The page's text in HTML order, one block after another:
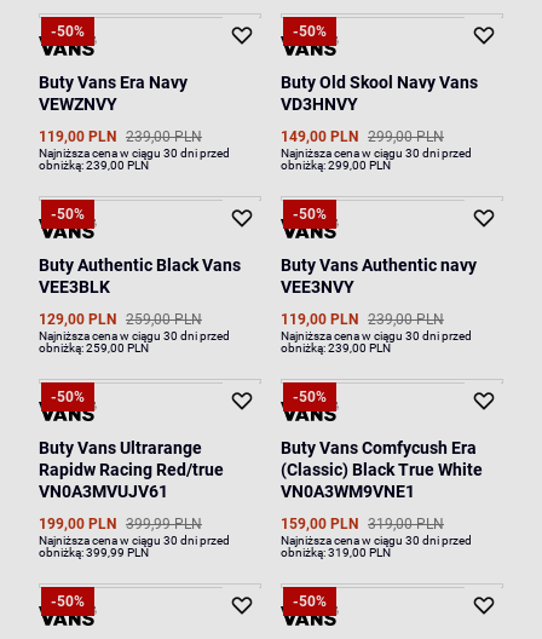
-50%
Buty Vans Era Navy
VEWZNVY
119,00 PLN 239,00 PLN
Najniższa cena w ciągu 30 dni przed
obniżką:239,00 PLN
-50%
Buty Old Skool Navy Vans
VD3HNVY
149,00 PLN 299,00 PLN
Najniższa cena w ciągu 30 dni przed
obniżką:299,00 PLN
-50%
Buty Authentic Black Vans
VEE3BLK
129,00 PLN 259,00 PLN
Najniższa cena w ciągu 30 dni przed
obniżką:259,00 PLN
-50%
Buty Vans Authentic navy
VEE3NVY
119,00 PLN 239,00 PLN
Najniższa cena w ciągu 30 dni przed
obniżką:239,00 PLN
-50%
Buty Vans Ultrarange
Rapidw Racing Red/true
VN0A3MVUJV61
199,00 PLN 399,99 PLN
Najniższa cena w ciągu 30 dni przed
obniżką:399,99 PLN
-50%
Buty Vans Comfycush Era
(Classic) Black True White
VN0A3WM9VNE1
159,00 PLN 319,00 PLN
Najniższa cena w ciągu 30 dni przed
obniżką:319,00 PLN
-50% -50%